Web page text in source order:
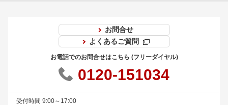
お問合せ
よくあるご質問
お電話でのお問合せはこちら (フリーダイヤル)
0120-151034
受付時間 9:00～17:00